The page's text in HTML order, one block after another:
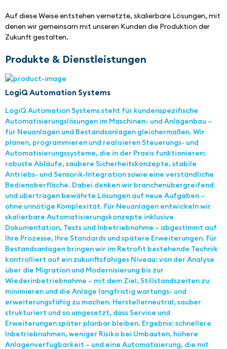
Auf diese Weise entstehen vernetzte, skalierbare Lösungen, mit
denen wir gemeinsam mit unseren Kunden die Produktion der
Zukunft gestalten.
Produkte & Dienstleistungen
LogiQ Automation Systems
LogiQ Automation Systems steht für kundenspezifische
Automatisierungslösungen im Maschinen- und Anlagenbau –
für Neuanlagen und Bestandsanlagen gleichermaßen. Wir
planen, programmieren und realisieren Steuerungs- und
Automatisierungssysteme, die in der Praxis funktionieren:
robuste Abläufe, saubere Sicherheitskonzepte, stabile
Antriebs- und Sensorik-Integration sowie eine verständliche
Bedienoberfläche. Dabei denken wir branchenübergreifend
und übertragen bewährte Lösungen auf neue Aufgaben –
ohne unnötige Komplexität. Für Neuanlagen entwickeln wir
skalierbare Automatisierungskonzepte inklusive
Dokumentation, Tests und Inbetriebnahme – abgestimmt auf
Ihre Prozesse, Ihre Standards und spätere Erweiterungen. Für
Bestandsanlagen bringen wir im Retrofit bestehende Technik
kontrolliert auf ein zukunftsfähiges Niveau: von der Analyse
über die Migration und Modernisierung bis zur
Wiederinbetriebnahme – mit dem Ziel, Stillstandszeiten zu
minimieren und die Anlage langfristig wartungs- und
erweiterungsfähig zu machen. Herstellerneutral, sauber
strukturiert und so umgesetzt, dass Service und
Erweiterungen später planbar bleiben. Ergebnis: schnellere
Inbetriebnahmen, weniger Risiko bei Umbauten, höhere
Anlagenverfügbarkeit – und eine Automatisierung, die mit